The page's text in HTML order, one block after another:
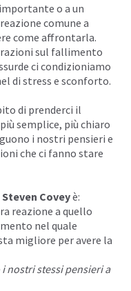
o a un
comune a
come affrontarla.
sul fallimento
ci condizioniamo
di stress e sconforto.
di prenderci il
semplice, più chiaro
i nostri pensieri e
che ci fanno stare
Steven Coveyè:
reazione a quello
nel quale
migliore per avere la
nostri stessi pensieri a